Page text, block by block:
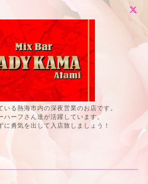
いる熱海市内の深夜営業のお店です。
ハーフさん達が活躍しています。
に勇気を出して入店致しましょう！